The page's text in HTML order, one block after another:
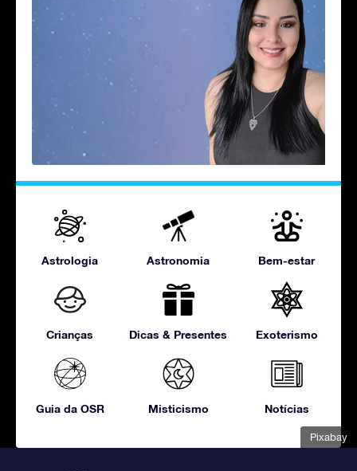
Pixabay
Astrologia Astronomia Bem-estar
Crianças Dicas & Presentes Exoterismo
Guia da OSR Misticismo Notícias